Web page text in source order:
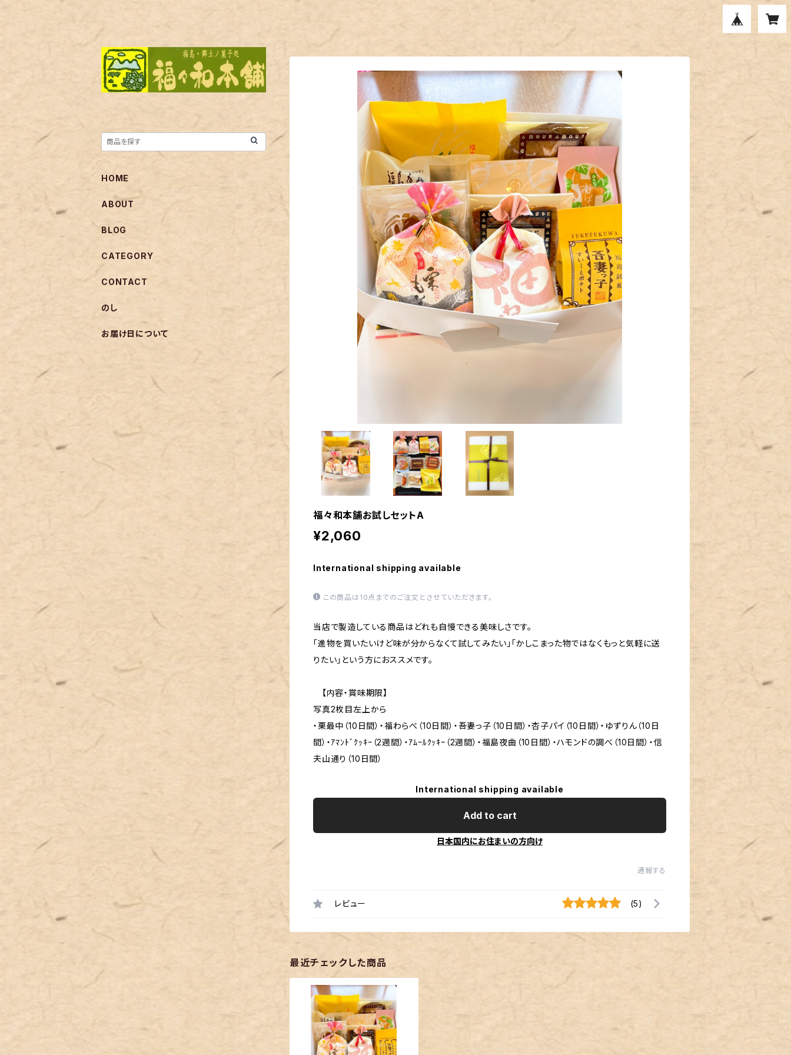
福々和本舗お試しセットA
¥2,060
International shipping available
この商品は10点までのご注文とさせていただきます。
当店で製造している商品はどれも自慢できる美味しさです。
「進物を買いたいけど味が分からなくて試してみたい」「かしこまった物ではなくもっと気軽に送
りたい」という方におススメです。
【内容・賞味期限】
写真2枚目左上から
・栗最中（10日間）・福わらべ（10日間）・吾妻っ子（10日間）・杏子パイ（10日間）・ゆずりん（10日
間）・ｱﾏﾝﾄﾞｸｯｷｰ（2週間）・ｱﾑｰﾙｸｯｷｰ（2週間）・福島夜曲（10日間）・ハモンドの調べ（10日間）・信
夫山通り（10日間）
International shipping available
Add to cart
日本国内にお住まいの方向け
通報する
レビュー (5)
最近チェックした商品
HOME
ABOUT
BLOG
CATEGORY
CONTACT
のし
お届け日について